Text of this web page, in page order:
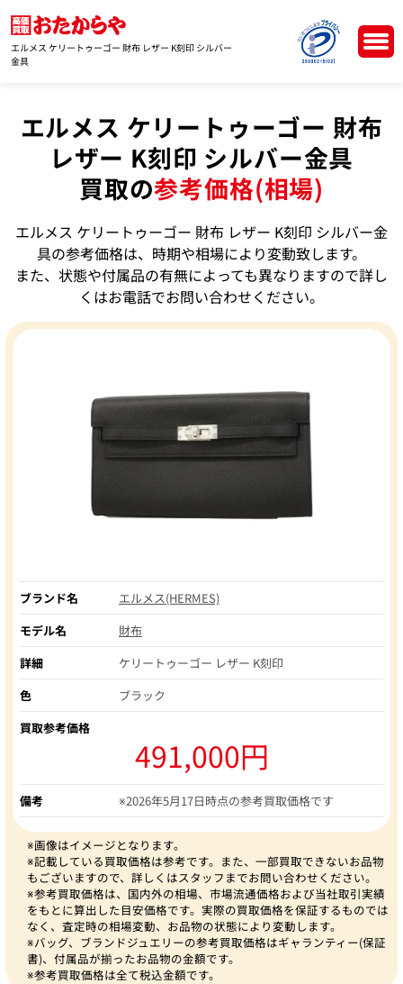
エルメス ケリートゥーゴー 財布 レザー K刻印 シルバー
金具
エルメス ケリートゥーゴー 財布
レザー K刻印 シルバー金具
買取の参考価格(相場)
エルメス ケリートゥーゴー 財布 レザー K刻印 シルバー金
具の参考価格は、時期や相場により変動致します。
また、状態や付属品の有無によっても異なりますので詳し
くはお電話でお問い合わせください。
ブランド名
エルメス(HERMES)
モデル名
財布
詳細
ケリートゥーゴー レザー K刻印
色
ブラック
買取参考価格
491,000円
備考 ※2026年5月17日時点の参考買取価格です
※画像はイメージとなります。
※記載している買取価格は参考です。また、一部買取できないお品物
もございますので、詳しくはスタッフまでお問い合わせください。
※参考買取価格は、国内外の相場、市場流通価格および当社取引実績
をもとに算出した目安価格です。実際の買取価格を保証するものでは
なく、査定時の相場変動、お品物の状態により変動します。
※バッグ、ブランドジュエリーの参考買取価格はギャランティー(保証
書)、付属品が揃ったお品物の金額です。
※参考買取価格は全て税込金額です。